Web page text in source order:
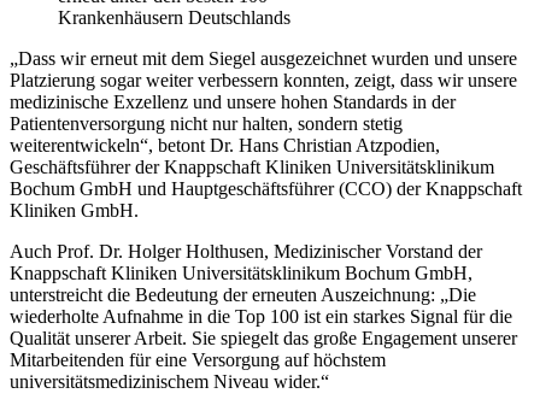
Krankenhäusern Deutschlands
„Dass wir erneut mit dem Siegel ausgezeichnet wurden und unsere
Platzierung sogar weiter verbessern konnten, zeigt, dass wir unsere
medizinische Exzellenz und unsere hohen Standards in der
Patientenversorgung nicht nur halten, sondern stetig
weiterentwickeln“, betont Dr. Hans Christian Atzpodien,
Geschäftsführer der Knappschaft Kliniken Universitätsklinikum
Bochum GmbH und Hauptgeschäftsführer (CCO) der Knappschaft
Kliniken GmbH.
Auch Prof. Dr. Holger Holthusen, Medizinischer Vorstand der
Knappschaft Kliniken Universitätsklinikum Bochum GmbH,
unterstreicht die Bedeutung der erneuten Auszeichnung: „Die
wiederholte Aufnahme in die Top 100 ist ein starkes Signal für die
Qualität unserer Arbeit. Sie spiegelt das große Engagement unserer
Mitarbeitenden für eine Versorgung auf höchstem
universitätsmedizinischem Niveau wider.“